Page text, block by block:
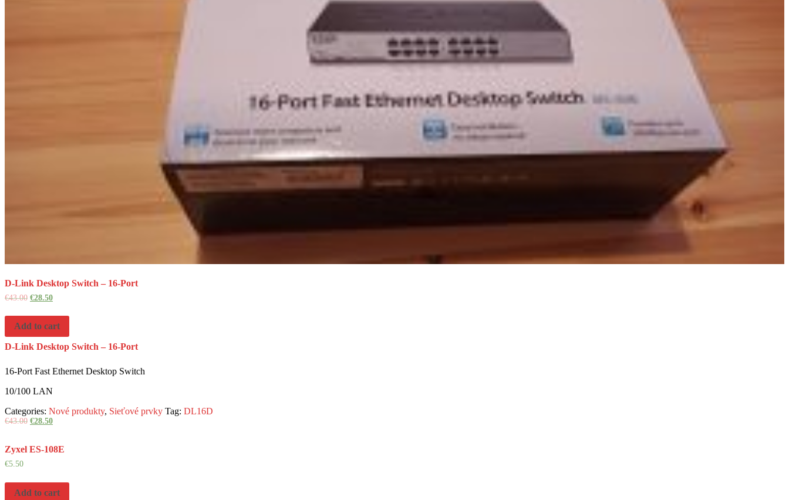
D-Link Desktop Switch – 16-Port
€43.00 €28.50
Add to cart
D-Link Desktop Switch – 16-Port
16-Port Fast Ethernet Desktop Switch
10/100 LAN
Categories: Nové produkty, Sieťové prvky Tag: DL16D
€43.00 €28.50
Zyxel ES-108E
€5.50
Add to cart